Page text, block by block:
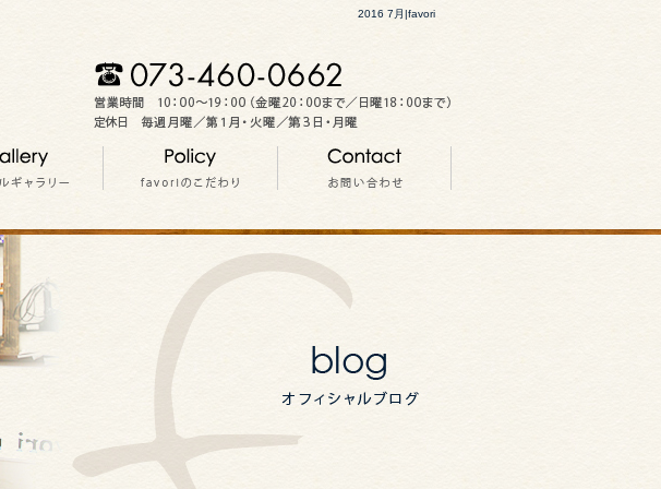
2016 7月|favori